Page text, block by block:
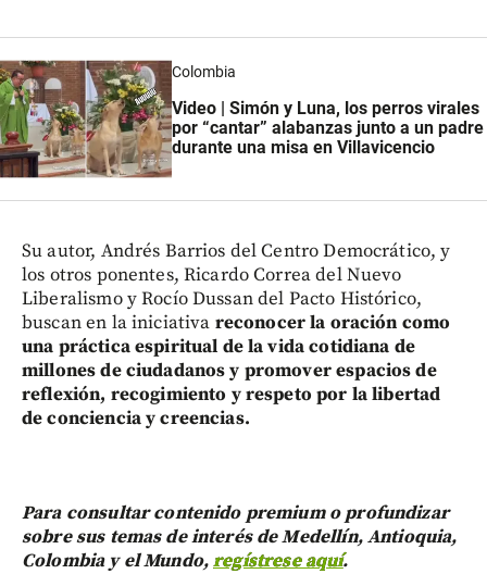
Colombia
Video | Simón y Luna, los perros virales
por “cantar” alabanzas junto a un padre
durante una misa en Villavicencio
Su autor, Andrés Barrios del Centro Democrático, y
los otros ponentes, Ricardo Correa del Nuevo
Liberalismo y Rocío Dussan del Pacto Histórico,
buscan en la iniciativa reconocer la oración como
una práctica espiritual de la vida cotidiana de
millones de ciudadanos y promover espacios de
reflexión, recogimiento y respeto por la libertad
de conciencia y creencias.
Para consultar contenido premium o profundizar
sobre sus temas de interés de Medellín, Antioquia,
Colombia y el Mundo,regístrese aquí.